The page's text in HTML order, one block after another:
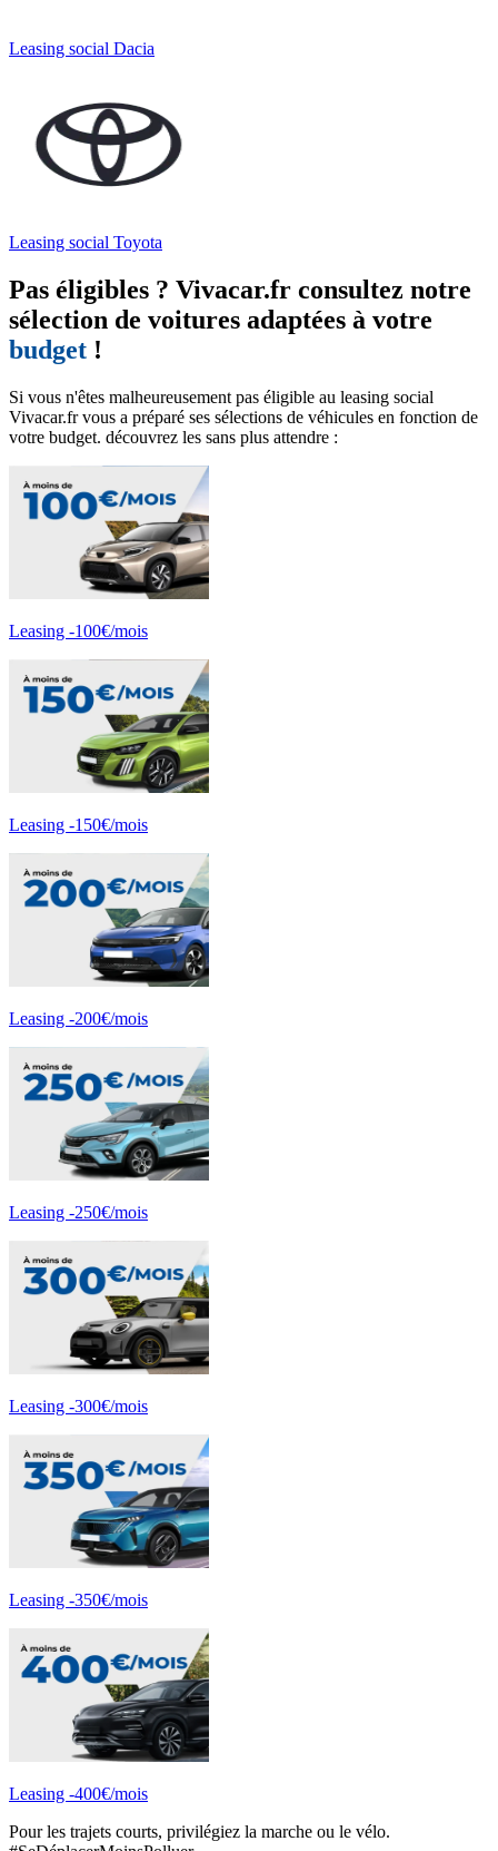
Leasing social Dacia
Leasing social Toyota
Pas éligibles ? Vivacar.fr consultez notre
sélection de voitures adaptées à votre
budget !
Si vous n'êtes malheureusement pas éligible au leasing social
Vivacar.fr vous a préparé ses sélections de véhicules en fonction de
votre budget. découvrez les sans plus attendre :
Leasing -100€/mois
Leasing -150€/mois
Leasing -200€/mois
Leasing -250€/mois
Leasing -300€/mois
Leasing -350€/mois
Leasing -400€/mois
Pour les trajets courts, privilégiez la marche ou le vélo.